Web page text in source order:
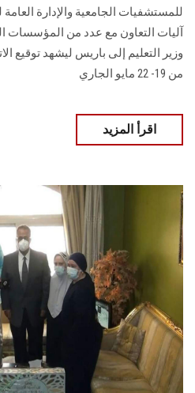
للمستشفيات الجامعية والإدارة
آليات التعاون مع عدد من المؤسسات
وزير التعليم إلى باريس ليشهد توقيع
من 19- 22 مايو الجاري
اقرأ المزيد